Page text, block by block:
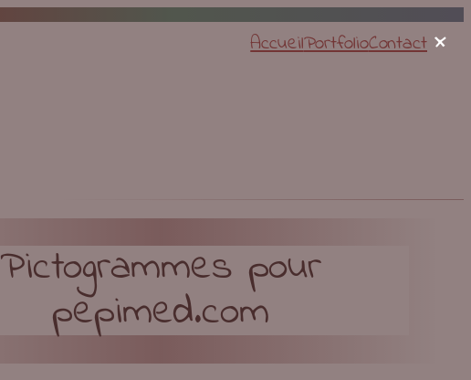
AccueilPortfolioContact
Pictogrammes pour
pepimed.com
×